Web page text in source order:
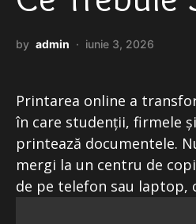
by admin iunie 3, 2026
Printarea online a
în care studenții, firmele
printează documentele.
mergi la un centru de
de pe telefon sau laptop,